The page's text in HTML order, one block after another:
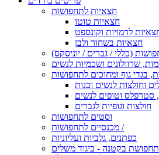
חצאיות לתחפושות
חצאיות טוטו
לדמויות וקונספט
חצאיות בשחור ולבן
(כללי / גברים / יוניסקס)
שרוולונים ושכמיות לנשים
בגדי גוף ומחוכים לתחפושות
וחולצות לנשים ובנות
סטרפלס וטופים לנשים
חולצות וגופיות לגברים
וסטים לתחפושות
מכנסיים לתחפושות /
כפתנים, גלביות ועליוניות
תחפושת בקטנה - ביגוד משלים